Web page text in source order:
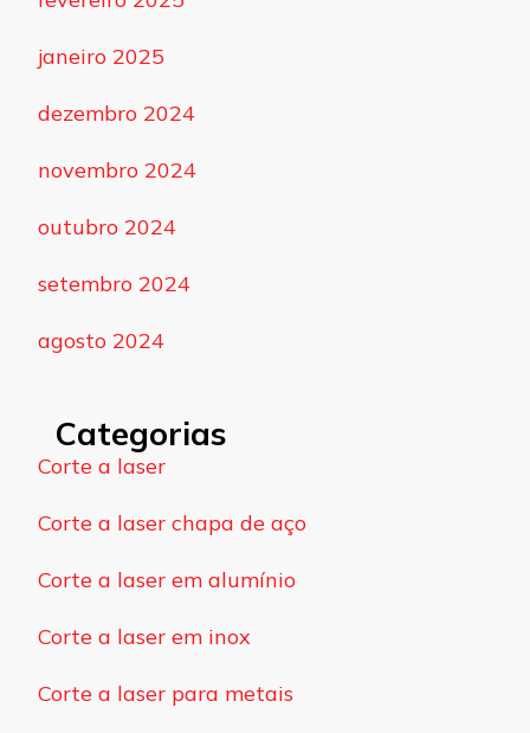
janeiro 2025
dezembro 2024
novembro 2024
outubro 2024
setembro 2024
agosto 2024
Categorias
Corte a laser
Corte a laser chapa de aço
Corte a laser em alumínio
Corte a laser em inox
Corte a laser para metais